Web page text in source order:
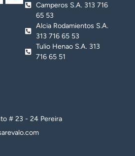
Camperos S.A. 313 716
65 53
Alcia Rodamientos S.A.
313 716 65 53
Tulio Henao S.A. 313
716 65 51
# 23 - 24 Pereira